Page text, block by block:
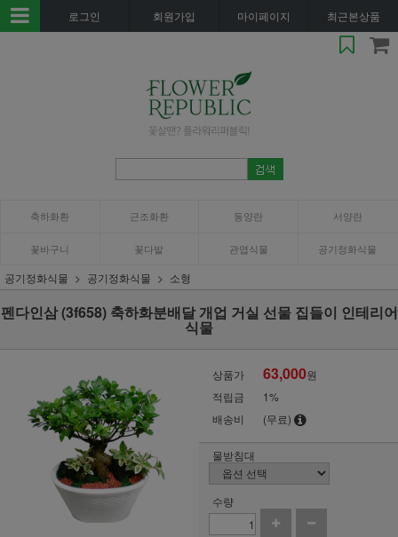
로그인 회원가입 마이페이지 최근본상품
축하화환 근조화환 동양란 서양란
꽃바구니 꽃다발 관엽식물 공기정화식물
공기정화식물 공기정화식물 소형
펜다인삼 (3f658) 축하화분배달 개업 거실 선물 집들이 인테리어
식물
상품가 63,000원
적립금
1%
배송비
(무료)
물받침대
수량